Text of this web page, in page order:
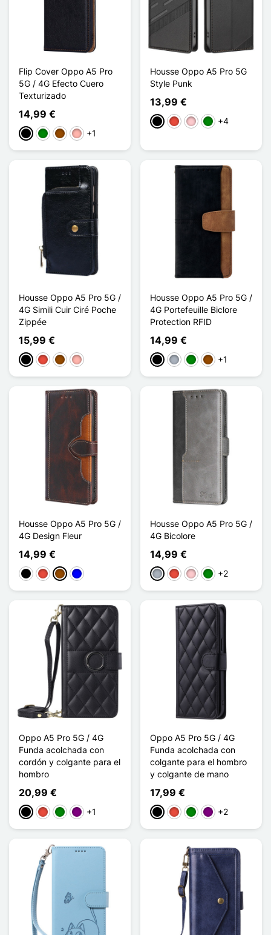
Flip Cover Oppo A5 Pro
5G / 4G Efecto Cuero
Texturizado
14,99 €
NegroVerdeMarrónOro rosa
+1
Housse Oppo A5 Pro 5G
Style Punk
13,99 €
NegroRojoRosaVerde
+4
Housse Oppo A5 Pro 5G /
4G Simili Cuir Ciré Poche
Zippée
15,99 €
NegroRojoMarrónOro rosa
Housse Oppo A5 Pro 5G /
4G Portefeuille Biclore
Protection RFID
14,99 €
NegroGris VerdeMarrón
+1
Housse Oppo A5 Pro 5G /
4G Design Fleur
14,99 €
NegroRojoMarrón
Azul
Housse Oppo A5 Pro 5G /
4G Bicolore
14,99 €
Gris RojoRosaVerde
+2
Oppo A5 Pro 5G / 4G
Funda acolchada con
cordón y colgante para el
hombro
20,99 €
NegroRojoVerdePúrpura
+1
Oppo A5 Pro 5G / 4G
Funda acolchada con
colgante para el hombro
y colgante de mano
17,99 €
NegroRojoVerdePúrpura
+2